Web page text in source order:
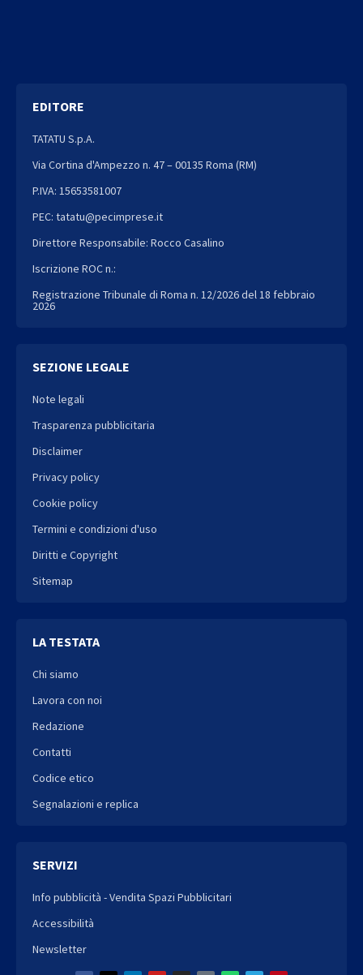
EDITORE
TATATU S.p.A.
Via Cortina d'Ampezzo n. 47 – 00135 Roma (RM)
P.IVA: 15653581007
PEC: tatatu@pecimprese.it
Direttore Responsabile: Rocco Casalino
Iscrizione ROC n.:
Registrazione Tribunale di Roma n. 12/2026 del 18 febbraio
2026
SEZIONE LEGALE
Note legali
Trasparenza pubblicitaria
Disclaimer
Privacy policy
Cookie policy
Termini e condizioni d'uso
Diritti e Copyright
Sitemap
LA TESTATA
Chi siamo
Lavora con noi
Redazione
Contatti
Codice etico
Segnalazioni e replica
SERVIZI
Info pubblicità - Vendita Spazi Pubblicitari
Accessibilità
Newsletter